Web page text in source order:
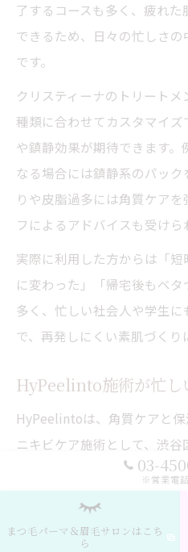
了するコースも多く、疲れ
できるため、日々の忙しさ
です。
クリスティーナのトリート
種類に合わせてカスタマイ
や鎮静効果が期待できます
なる場合には鎮静系のパッ
りや皮脂過多には角質ケア
フによるアドバイスも受けら
実際に利用した方からは「
に変わった」「帰宅後もベ
多く、忙しい社会人や学生に
で、再発しにくい素肌づくり
HyPeelinto施術が忙し
HyPeelintoは、角質ケアと
ニキビケア施術として、渋
ています。従来のピーリング
えつつ、効果的に古い角質
03-
※営業電
まつ毛パーマ＆眉毛サロンはこち
ら